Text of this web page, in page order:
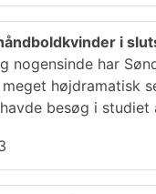
i
nogensinde har
højdramatisk
besøg i